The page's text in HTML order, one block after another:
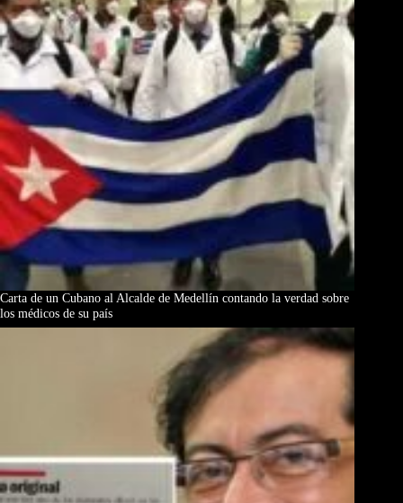
Carta de un Cubano al Alcalde de Medellín contando la verdad sobre
los médicos de su país